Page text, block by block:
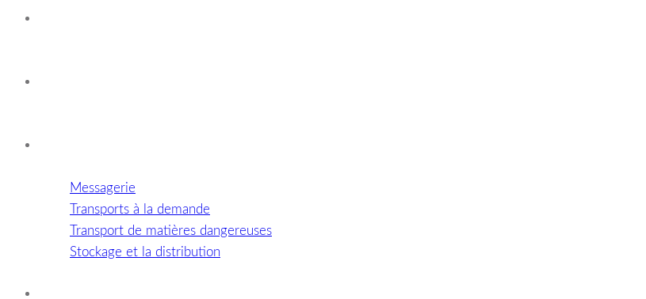
Messagerie
Transports à la demande
Transport de matières dangereuses
Stockage et la distribution